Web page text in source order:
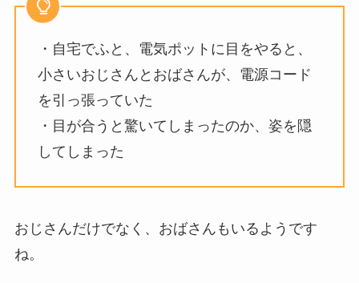
・自宅でふと、電気ポットに目をやると、
小さいおじさんとおばさんが、電源コード
を引っ張っていた
・目が合うと驚いてしまったのか、姿を隠
してしまった
おじさんだけでなく、おばさんもいるようです
ね。